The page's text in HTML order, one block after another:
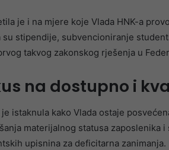
je i na mjere koje Vlada HNK-a
su stipendije, subvencioniranje
takvog zakonskog rješenja u
na dostupno i
je istaknula kako Vlada ostaje
materijalnog statusa zaposlenika
upisnina za deficitarna zanimanja.